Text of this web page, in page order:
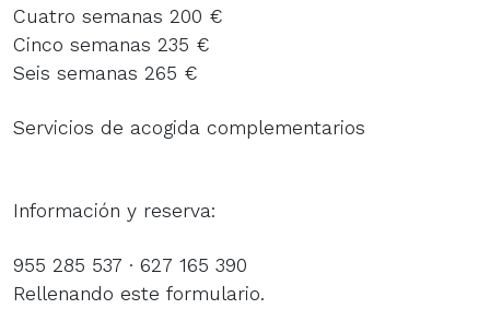
Cuatro semanas 200 €
Cinco semanas 235 €
Seis semanas 265 €
Servicios de acogida complementarios
Información y reserva:
955 285 537 · 627 165 390
Rellenando este formulario.